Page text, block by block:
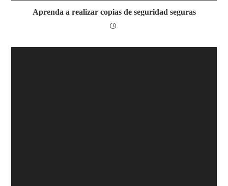
Aprenda a realizar copias de seguridad seguras